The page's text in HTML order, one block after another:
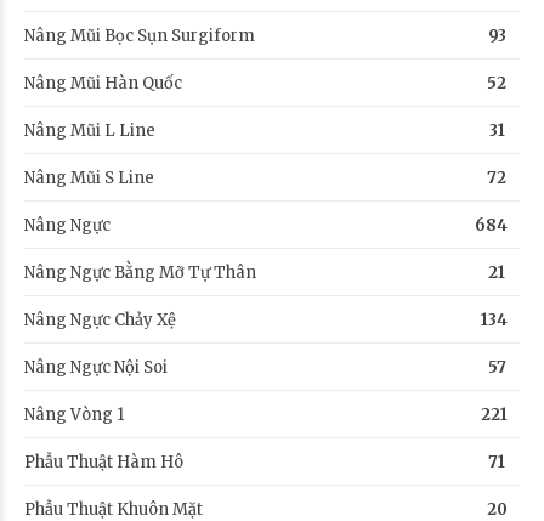
Nâng Mũi Bọc Sụn Surgiform 93
Nâng Mũi Hàn Quốc 52
Nâng Mũi L Line 31
Nâng Mũi S Line 72
Nâng Ngực 684
Nâng Ngực Bằng Mỡ Tự Thân 21
Nâng Ngực Chảy Xệ 134
Nâng Ngực Nội Soi 57
Nâng Vòng 1 221
Phẫu Thuật Hàm Hô 71
Phẫu Thuật Khuôn Mặt 20